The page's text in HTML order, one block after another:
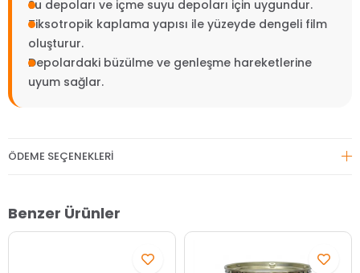
Su depoları ve içme suyu depoları için uygundur.
Tiksotropik kaplama yapısı ile yüzeyde dengeli film
oluşturur.
Depolardaki büzülme ve genleşme hareketlerine
uyum sağlar.
ÖDEME SEÇENEKLERI
Benzer Ürünler